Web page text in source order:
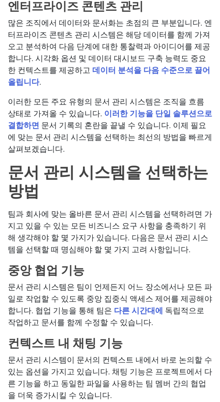
엔터프라이즈 콘텐츠 관리
많은 조직에서 데이터와 문서화는 초점의 큰 부분입니다. 엔
터프라이즈 콘텐츠 관리 시스템은 해당 데이터를 함께 가져
오고 분석하여 다음 단계에 대한 통찰력과 아이디어를 제공
합니다. 시각화 옵션 및 데이터 대시보드 구축 능력도 중요
한 컨텍스트를 제공하고 데이터 분석을 다음 수준으로 끌어
올립니다.
이러한 모든 주요 유형의 문서 관리 시스템은 조직을 흐름
상태로 가져올 수 있습니다. 이러한 기능을 단일 솔루션으로
결합하면 문서 기록의 혼란을 끝낼 수 있습니다. 이제 필요
에 맞는 문서 관리 시스템을 선택하는 최선의 방법을 빠르게
살펴보겠습니다.
문서 관리 시스템을 선택하는
방법
팀과 회사에 맞는 올바른 문서 관리 시스템을 선택하려면 가
지고 있을 수 있는 모든 비즈니스 요구 사항을 충족하기 위
해 생각해야 할 몇 가지가 있습니다. 다음은 문서 관리 시스
템을 선택할 때 명심해야 할 몇 가지 고려 사항입니다.
중앙 협업 기능
문서 관리 시스템은 팀이 언제든지 어느 장소에서나 모든 파
일로 작업할 수 있도록 중앙 집중식 액세스 제어를 제공해야
합니다. 협업 기능을 통해 팀은 다른 시간대에 독립적으로
작업하고 문서를 함께 수정할 수 있습니다.
컨텍스트 내 채팅 기능
문서 관리 시스템이 문서의 컨텍스트 내에서 바로 논의할 수
있는 옵션을 가지고 있습니다. 채팅 기능은 프로젝트에서 다
른 기능을 하고 동일한 파일을 사용하는 팀 멤버 간의 협업
을 더욱 증가시킬 수 있습니다.